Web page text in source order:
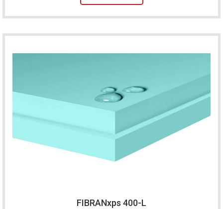
FIBRANxps 400-L